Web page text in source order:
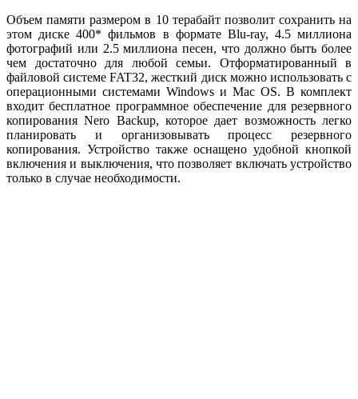
Объем памяти размером в 10 терабайт позволит сохранить на
этом диске 400* фильмов в формате Blu-ray, 4.5 миллиона
фотографий или 2.5 миллиона песен, что должно быть более
чем достаточно для любой семьи. Отформатированный в
файловой системе FAT32, жесткий диск можно использовать с
операционными cистемами Windows и Mac OS. В комплект
входит бесплатное программное обеспечение для резервного
копирования Nero Backup, которое дает возможность легко
планировать и организовывать процесс резервного
копирования. Устройство также оснащено удобной кнопкой
включения и выключения, что позволяет включать устройство
только в случае необходимости.